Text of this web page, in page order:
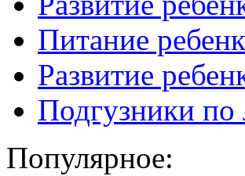
Питание
Развитие
Подгузники по
Популярное: